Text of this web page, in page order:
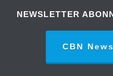
NEWSLETTER
CBN